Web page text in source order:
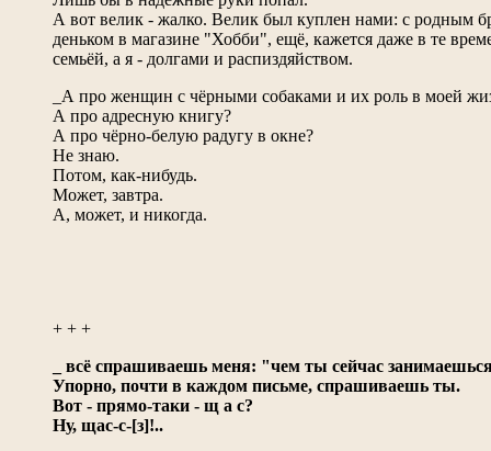
А вот велик - жалко. Велик был куплен нами: с родным
деньком в магазине "Хобби", ещё, кажется даже в те
семьёй, а я - долгами и распиздяйством.
_А про женщин с чёрными собаками и их роль в моей
А про адресную книгу?
А про чёрно-белую радугу в окне?
Не знаю.
Потом, как-нибудь.
Может, завтра.
А, может, и никогда.
+ + +
_ всё спрашиваешь меня: "чем ты сейчас
Упорно, почти в каждом письме, спрашиваешь ты.
Вот - прямо-таки - щ а с?
Ну, щас-с-[з]!..